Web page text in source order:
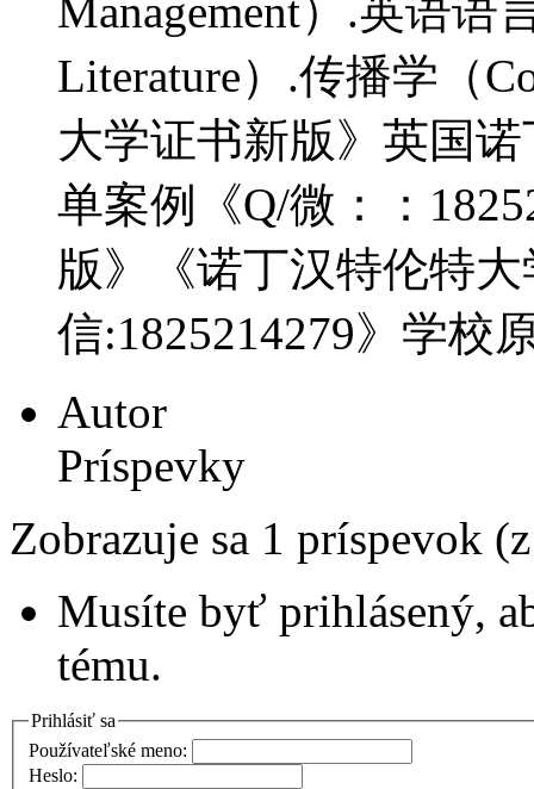
Management）.英语语
Literature）.传播学（
大学证书新版》英国
单案例《Q/微：：
版》《诺丁汉特伦特
信:1825214279》学校
Autor
Príspevky
Zobrazuje sa 1 príspevok
Musíte byť prihlásený,
tému.
Prihlásiť sa
Používateľské meno:
Heslo: